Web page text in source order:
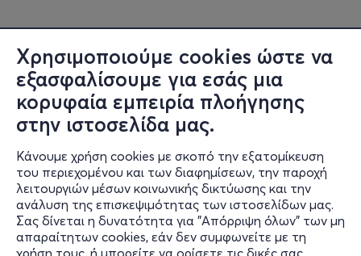
Χρησιμοποιούμε cookies ώστε να
εξασφαλίσουμε για εσάς μια
κορυφαία εμπειρία πλοήγησης
στην ιστοσελίδα μας.
Κάνουμε χρήση cookies με σκοπό την εξατομίκευση
του περιεχομένου και των διαφημίσεων, την παροχή
λειτουργιών μέσων κοινωνικής δικτύωσης και την
ανάλυση της επισκεψιμότητας των ιστοσελίδων μας.
Σας δίνεται η δυνατότητα για "Απόρριψη όλων" των μη
απαραίτητων cookies, εάν δεν συμφωνείτε με τη
χρήση τους, ή μπορείτε να ορίσετε τις δικές σας